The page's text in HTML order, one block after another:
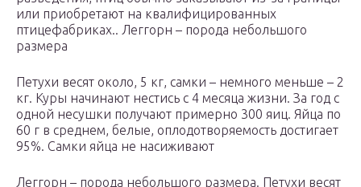
или приобретают на квалифицированных
птицефабриках.. Леггорн – порода небольшого
размера
Петухи весят около, 5 кг, самки – немного меньше – 2
кг. Куры начинают нестись с 4 месяца жизни. За год с
одной несушки получают примерно 300 яиц. Яйца по
60 г в среднем, белые, оплодотворяемость достигает
95%. Самки яйца не насиживают
Леггорн – порода небольшого размера. Петухи весят